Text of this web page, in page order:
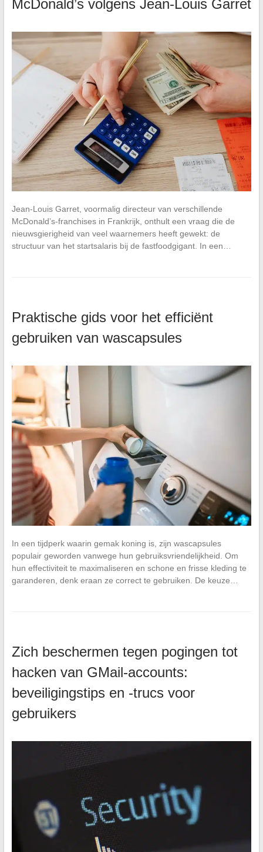
McDonald’s volgens Jean-Louis Garret
Jean-Louis Garret, voormalig directeur van verschillende
McDonald’s-franchises in Frankrijk, onthult een vraag die de
nieuwsgierigheid van veel waarnemers heeft gewekt: de
structuur van het startsalaris bij de fastfoodgigant. In een…
Praktische gids voor het efficiënt
gebruiken van wascapsules
In een tijdperk waarin gemak koning is, zijn wascapsules
populair geworden vanwege hun gebruiksvriendelijkheid. Om
hun effectiviteit te maximaliseren en schone en frisse kleding te
garanderen, denk eraan ze correct te gebruiken. De keuze…
Zich beschermen tegen pogingen tot
hacken van GMail-accounts:
beveiligingstips en -trucs voor
gebruikers